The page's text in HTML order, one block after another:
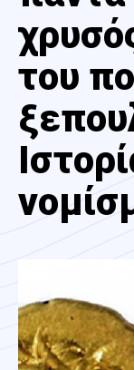
του